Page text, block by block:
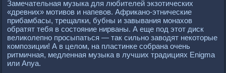
Замечательная музыка для любителей экзотических
«древних» мотивов и напевов. Африкано-этнические
прибамбасы, трещалки, бубны и завывания монахов
обратят тебя в состояние нирваны. А еще под этот диск
великолепно просыпаться — так сильно заводят некоторые
композиции! А в целом, на пластинке собрана очень
ритмичная, медленная музыка в лучших традициях Enigma
или Anya.